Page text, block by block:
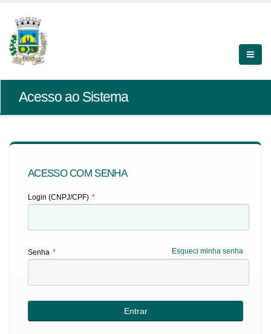
Acesso ao Sistema
ACESSO COM SENHA
Login (CNPJ/CPF) *
Esqueci minha senha
Senha *